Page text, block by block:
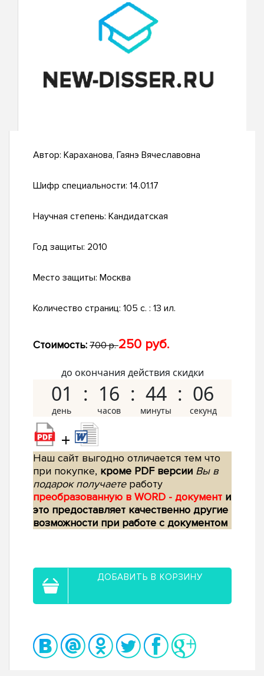
Автор: Караханова, Гаянэ Вячеславовна
Шифр специальности: 14.01.17
Научная степень: Кандидатская
Год защиты: 2010
Место защиты: Москва
Количество страниц: 105 с. : 13 ил.
Стоимость: 700 р.250 руб.
до окончания действия скидки
01 16 44 05
+
Наш сайт выгодно отличается тем что
при покупке, кроме PDF версии Вы в
подарок получаетеработу
преобразованную в WORD - документ и
это предоставляет качественно другие
возможности при работе с документом
ДОБАВИТЬ В КОРЗИНУ